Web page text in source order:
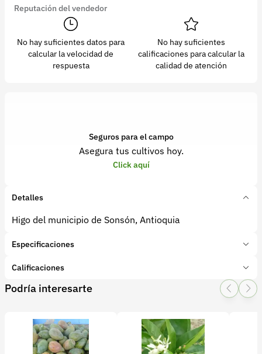
Reputación del vendedor
No hay suficientes datos para
calcular la velocidad de
respuesta
No hay suficientes
calificaciones para calcular la
calidad de atención
Seguros para el campo
Asegura tus cultivos hoy.
Click aquí
Detalles
Higo del municipio de Sonsón, Antioquia
Especificaciones
Marca:
Agro Antioquia Digital
Tipo de producto:Producto final
Subcategoría:Higo
Calificaciones
1 Star
2 Star
3 Star4 Star
0 calificaciones
Podría interesarte